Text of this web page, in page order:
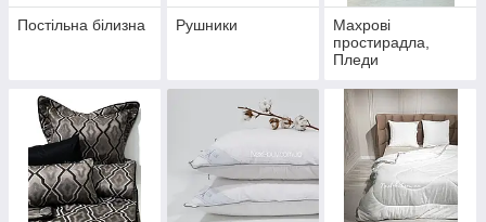
Постільна білизна Рушники
Махрові
простирадла,
Пледи